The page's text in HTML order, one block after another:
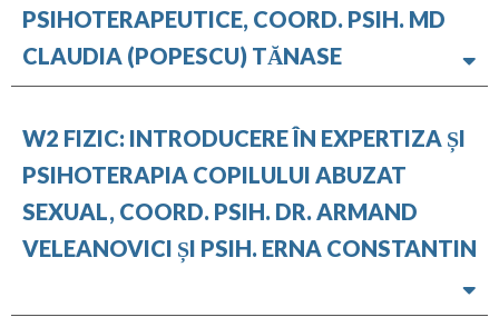
PSIHOTERAPEUTICE, COORD. PSIH. MD
CLAUDIA (POPESCU) TĂNASE
W2 FIZIC: INTRODUCERE ÎN EXPERTIZA ȘI
PSIHOTERAPIA COPILULUI ABUZAT
SEXUAL, COORD. PSIH. DR. ARMAND
VELEANOVICI ȘI PSIH. ERNA CONSTANTIN